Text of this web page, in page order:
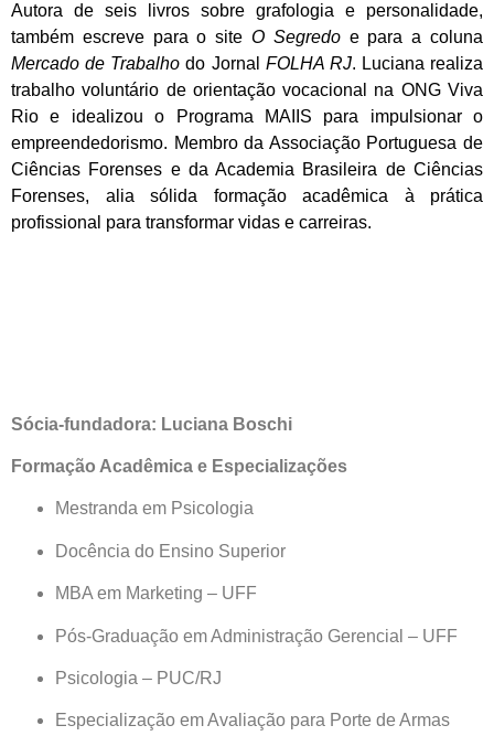
Autora de seis livros sobre grafologia e personalidade,
também escreve para o site O Segredoe para a coluna
Mercado de Trabalho do Jornal FOLHA RJ. Luciana realiza
trabalho voluntário de orientação vocacional na ONG Viva
Rio e idealizou o Programa MAIIS para impulsionar o
empreendedorismo. Membro da Associação Portuguesa de
Ciências Forenses e da Academia Brasileira de Ciências
Forenses, alia sólida formação acadêmica à prática
profissional para transformar vidas e carreiras.
Sócia-fundadora: Luciana Boschi
Formação Acadêmica e Especializações
Mestranda em Psicologia
Docência do Ensino Superior
MBA em Marketing – UFF
Pós-Graduação em Administração Gerencial – UFF
Psicologia – PUC/RJ
Especialização em Avaliação para Porte de Armas